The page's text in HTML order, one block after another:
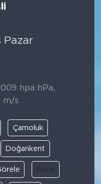
Pazar
hpa hPa,
m/s
Çamoluk
Doğankent
Güce